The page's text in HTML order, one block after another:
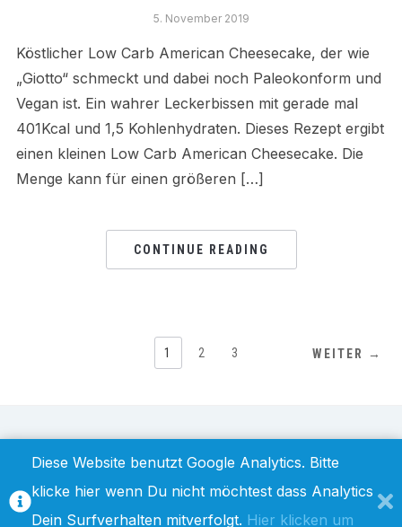
5. November 2019
Köstlicher Low Carb American Cheesecake, der wie
„Giotto“ schmeckt und dabei noch Paleokonform und
Vegan ist. Ein wahrer Leckerbissen mit gerade mal
401Kcal und 1,5 Kohlenhydraten. Dieses Rezept ergibt
einen kleinen Low Carb American Cheesecake. Die
Menge kann für einen größeren […]
CONTINUE READING
1 2 3 WEITER →
IMPRESSUM / DISCLAIMER DATENSCHUTZ
Diese Website benutzt Google Analytics. Bitte
klicke hier wenn Du nicht möchtest dass Analytics
Dein Surfverhalten mitverfolgt. Hier klicken um